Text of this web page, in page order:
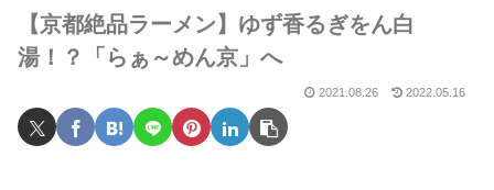
【京都絶品ラーメン】ゆず香るぎをん白
湯！？「らぁ～めん京」へ
2021.08.26 2022.05.16